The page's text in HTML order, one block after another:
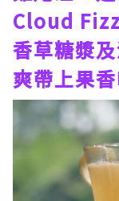
Cloud
香草糖漿
爽帶上果